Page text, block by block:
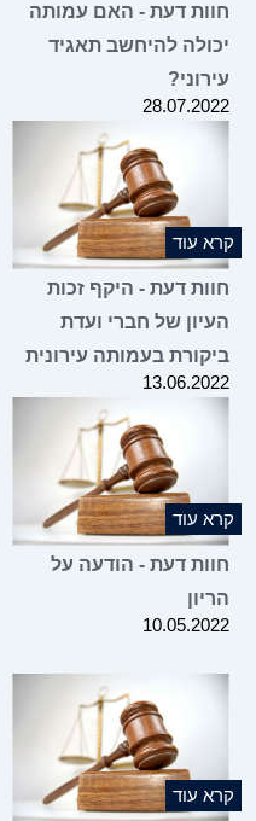
דעת - האם עמותה
להיחשב תאגיד
עוד
דעת - היקף זכות
של חברי ועדת
בעמותה עירונית
עוד
דעת - הודעה על
עוד